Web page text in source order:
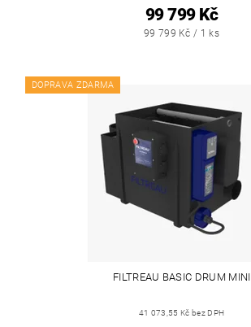
99 799 Kč
99 799 Kč / 1 ks
DOPRAVA ZDARMA
FILTREAU BASIC DRUM MINI
41 073,55 Kč bez DPH